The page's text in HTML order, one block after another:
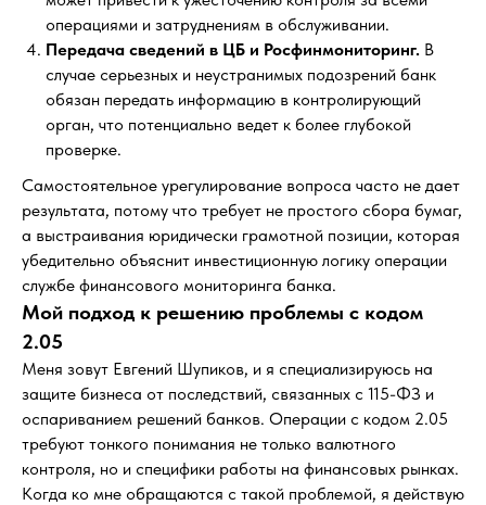
операциями и затруднениям в обслуживании.
Передача сведений в ЦБ и Росфинмониторинг. В
случае серьезных и неустранимых подозрений банк
обязан передать информацию в контролирующий
орган, что потенциально ведет к более глубокой
проверке.
Самостоятельное урегулирование вопроса часто не дает
результата, потому что требует не простого сбора бумаг,
а выстраивания юридически грамотной позиции, которая
убедительно объяснит инвестиционную логику операции
службе финансового мониторинга банка.
Мой подход к решению проблемы с кодом
2.05
Меня зовут Евгений Шупиков, и я специализируюсь на
защите бизнеса от последствий, связанных с 115-ФЗ и
оспариванием решений банков. Операции с кодом 2.05
требуют тонкого понимания не только валютного
контроля, но и специфики работы на финансовых рынках.
Когда ко мне обращаются с такой проблемой, я действую
Консультация